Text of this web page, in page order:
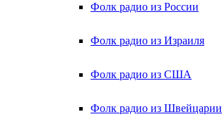
Фолк радио из России
Фолк радио из Израиля
Фолк радио из США
Фолк радио из Швейцарии